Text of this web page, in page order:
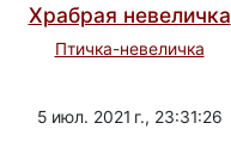
Храбрая невеличка
Птичка-невеличка
5 июл. 2021 г., 23:31:26